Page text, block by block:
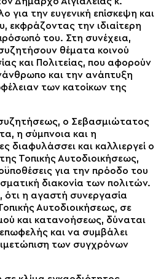
για την ευγενική επίσκεψη και
εκφράζοντας την ιδιαίτερη
του. Στη συνέχεια,
θέματα κοινού
και Πολιτείας, που αφορούν
και την ανάπτυξη
των κατοίκων της
ο Σεβασμιώτατος
η σύμπνοια και η
διαφυλάσσει και καλλιεργεί ο
Τοπικής Αυτοδιοικήσεως,
για την πρόοδο του
διακονία των πολιτών.
ότι η αγαστή συνεργασία
Αυτοδιοικήσεως, σε
και κατανοήσεως, δύναται
και να συμβάλει
των συγχρόνων